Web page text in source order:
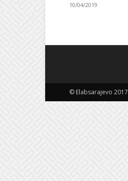
10/04/2019
© Elabsarajevo 2017